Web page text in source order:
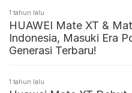
1 tahun lalu
HUAWEI Mate XT &
Indonesia, Masuki Era
Generasi Terbaru!
1 tahun lalu